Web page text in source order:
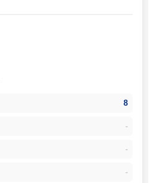
8
-
-
-